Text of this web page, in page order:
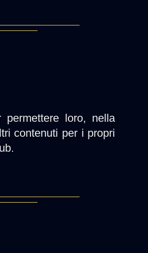
loro, nella
contenuti per i propri